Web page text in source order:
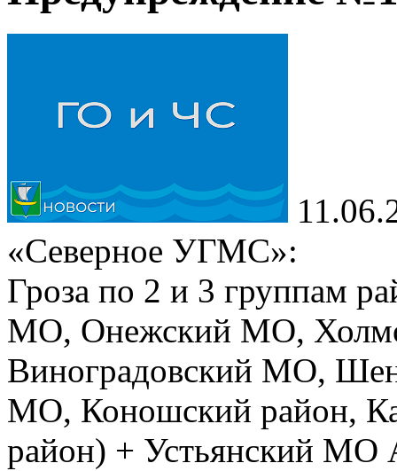
«Северное УГМС»:
Гроза по 2 и 3 группам
МО, Онежский МО,
Виноградовский МО,
МО, Коношский район,
район) + Устьянский МО